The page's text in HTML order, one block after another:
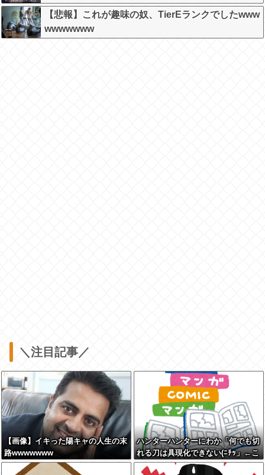
【悲報】これが趣味の奴、TierEランクでしたwww
wwwwwww
＼注目記事／
【画像】イキった陽キャの人生の末
路wwwwwww
ハンターハンターにわか「何でも切
れる刀は具現化できない(ﾆﾁｯ」←こ
れ